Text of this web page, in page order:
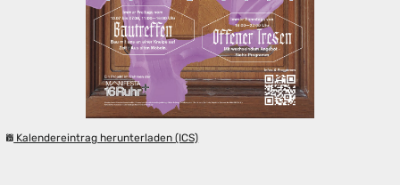
Kalendereintrag herunterladen (ICS)